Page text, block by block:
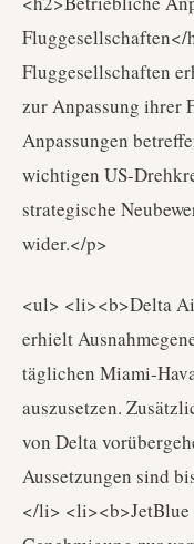
Fluggesellschaften</
Fluggesellschaften
zur Anpassung ihrer
Anpassungen
wichtigen US-
strategische
wider.</p>
<ul> <li><b>Delta
erhielt
täglichen Miami-
auszusetzen.
von Delta
Aussetzungen sind
</li> <li><b>JetBlue